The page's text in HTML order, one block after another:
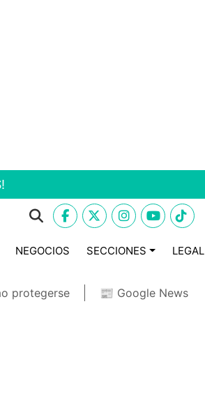
NEGOCIOS SECCIONES LEGAL
protegerse 📰 Google News